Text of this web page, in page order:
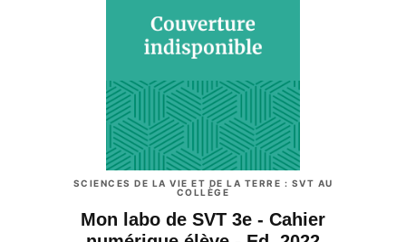
SCIENCES DE LA VIE ET DE LA TERRE : SVT AU
COLLÈGE
Mon labo de SVT 3e - Cahier